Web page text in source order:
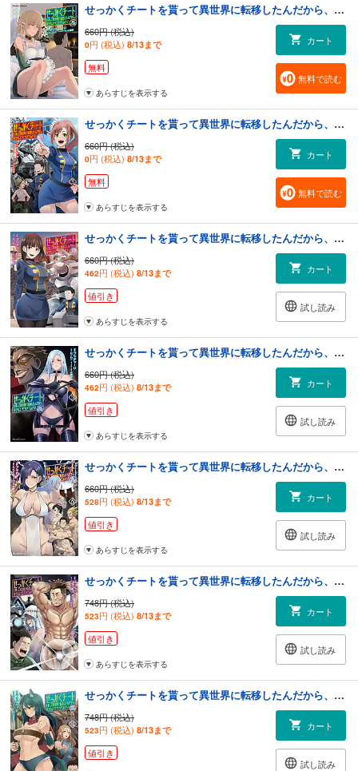
せっかくチートを貰って異世界に転移したんだから、好きなように生きてみたい THE COMIC 2
660円 (税込)
0円 (税込) 8/13まで
無料
カート
無料で読む
あらすじを表示する
せっかくチートを貰って異世界に転移したんだから、好きなように生きてみたい THE COMIC 3
660円 (税込)
0円 (税込) 8/13まで
無料
カート
無料で読む
あらすじを表示する
せっかくチートを貰って異世界に転移したんだから、好きなように生きてみたい THE COMIC 4
660円 (税込)
462円 (税込) 8/13まで
値引き
カート
試し読み
あらすじを表示する
せっかくチートを貰って異世界に転移したんだから、好きなように生きてみたい THE COMIC 5
660円 (税込)
462円 (税込) 8/13まで
値引き
カート
試し読み
あらすじを表示する
せっかくチートを貰って異世界に転移したんだから、好きなように生きてみたい THE COMIC 6
660円 (税込)
528円 (税込) 8/13まで
値引き
カート
試し読み
あらすじを表示する
せっかくチートを貰って異世界に転移したんだから、好きなように生きてみたい THE COMIC 7
748円 (税込)
523円 (税込) 8/13まで
値引き
カート
試し読み
あらすじを表示する
せっかくチートを貰って異世界に転移したんだから、好きなように生きてみたい THE COMIC 8
748円 (税込)
523円 (税込) 8/13まで
値引き
カート
試し読み